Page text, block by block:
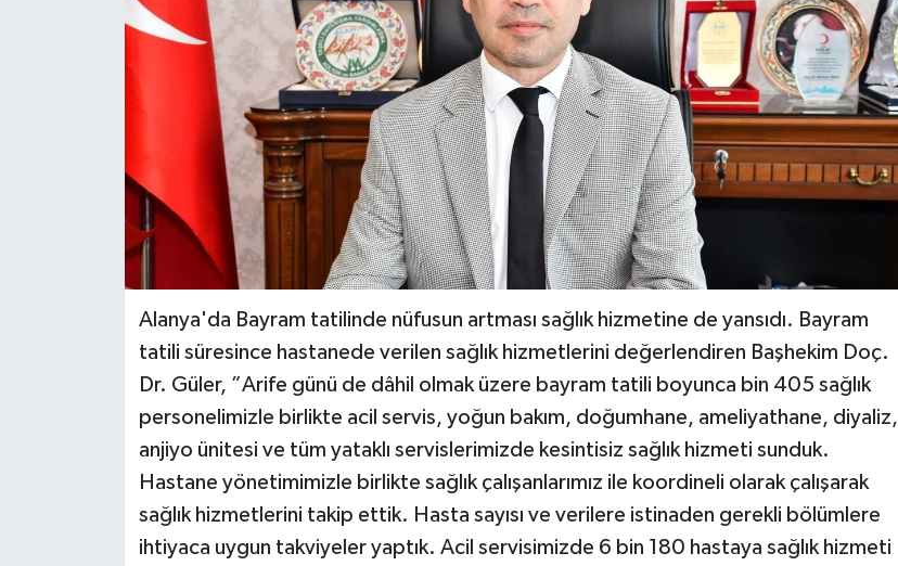
Alanya'da Bayram tatilinde nüfusun artması sağlık hizmetine de yansıdı. Bayram
tatili süresince hastanede verilen sağlık hizmetlerini değerlendiren Başhekim Doç.
Dr. Güler, ”Arife günü de dâhil olmak üzere bayram tatili boyunca bin 405 sağlık
personelimizle birlikte acil servis, yoğun bakım, doğumhane, ameliyathane, diyaliz,
anjiyo ünitesi ve tüm yataklı servislerimizde kesintisiz sağlık hizmeti sunduk.
Hastane yönetimimizle birlikte sağlık çalışanlarımız ile koordineli olarak çalışarak
sağlık hizmetlerini takip ettik. Hasta sayısı ve verilere istinaden gerekli bölümlere
ihtiyaca uygun takviyeler yaptık. Acil servisimizde 6 bin 180 hastaya sağlık hizmeti